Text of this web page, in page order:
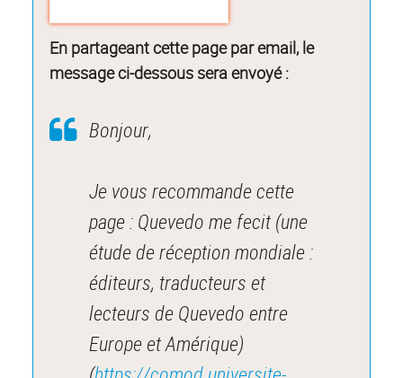
En partageant cette page par email, le
message ci-dessous sera envoyé :
Bonjour,
Je vous recommande cette
page : Quevedo me fecit (une
étude de réception mondiale :
éditeurs, traducteurs et
lecteurs de Quevedo entre
Europe et Amérique)